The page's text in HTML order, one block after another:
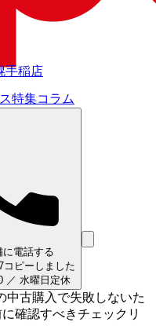
手稲店
特集コラム
に電話する
コピーしました
／ 水曜日 定休
中古購入で失敗しないた
確認すべきチェックリ